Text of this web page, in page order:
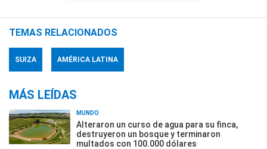
TEMAS RELACIONADOS
SUIZA AMÉRICA LATINA
MÁS LEÍDAS
MUNDO
Alteraron un curso de agua para su finca,
destruyeron un bosque y terminaron
multados con 100.000 dólares